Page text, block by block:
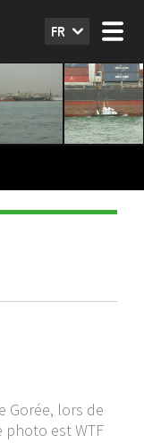
FR
Gorée, lors de
photo est WTF